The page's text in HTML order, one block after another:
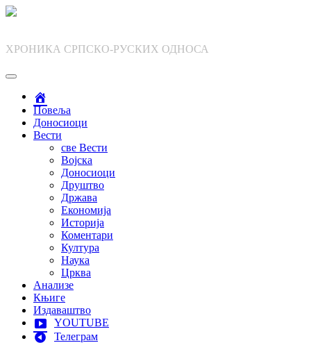
Skip
ХРОНИКА СРПСКО-РУСКИХ ОДНОСА
Повеља
Доносиоци
Вести
све Вести
Војска
Доносиоци
Друштво
Држава
Економија
Историја
Коментари
Култура
Наука
Црква
Анализе
Књиге
Издаваштво
YOUTUBE
Телеграм